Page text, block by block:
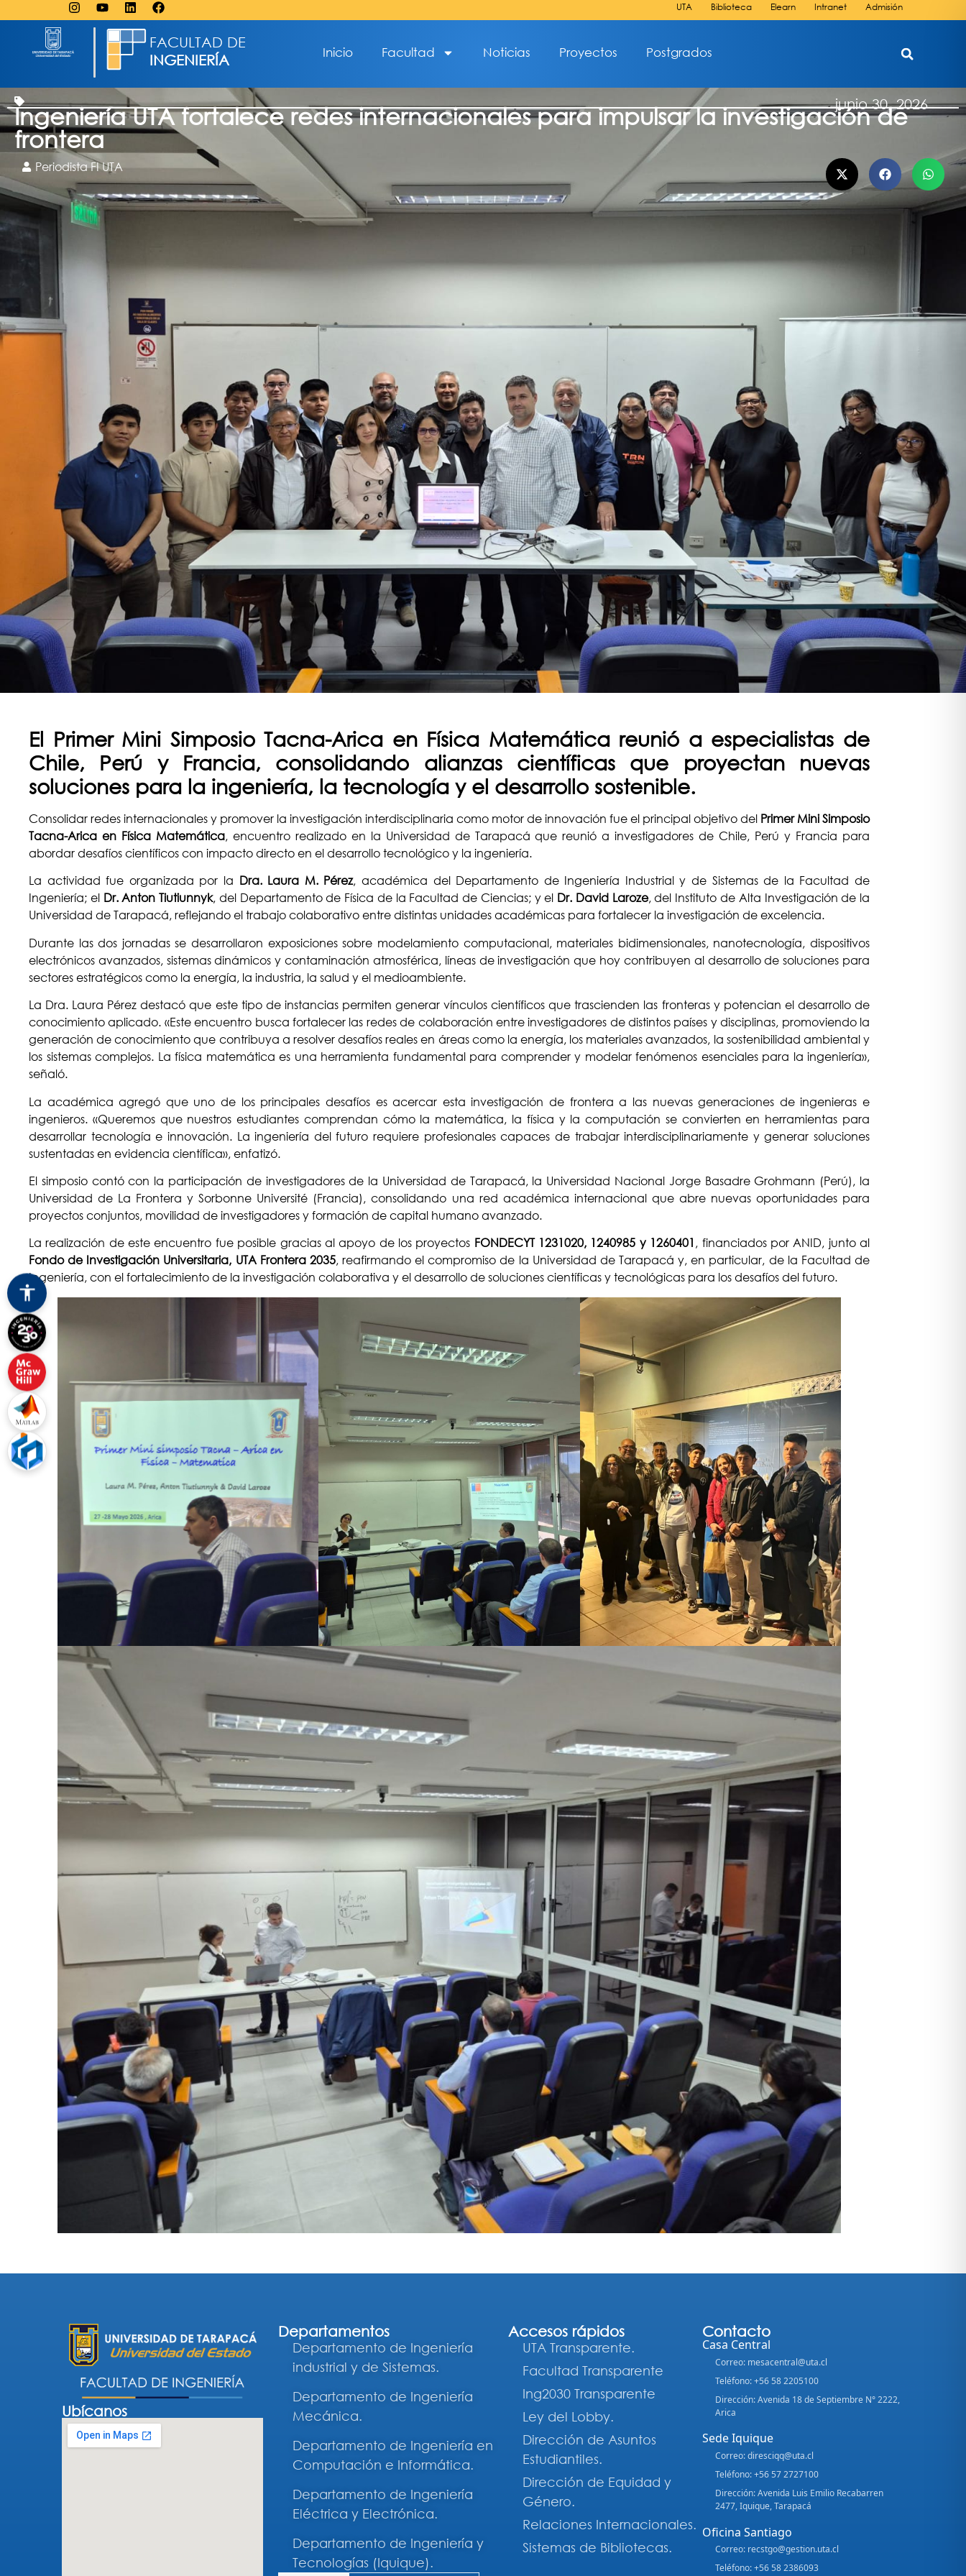
UTA Biblioteca Elearn Intranet Admisión
FACULTAD DE
INGENIERÍA
Inicio Facultad Noticias Proyectos Postgrados
junio 30, 2026
Ingeniería UTA fortalece redes internacionales para impulsar la investigación de
frontera
Periodista FI UTA
El Primer Mini Simposio Tacna-Arica en Física Matemática reunió a especialistas de
Chile, Perú y Francia, consolidando alianzas científicas que proyectan nuevas
soluciones para la ingeniería, la tecnología y el desarrollo sostenible.
Consolidar redes internacionales y promover la investigación interdisciplinaria como motor de innovación fue el principal objetivo del Primer Mini Simposio
Tacna-Arica en Física Matemática, encuentro realizado en la Universidad de Tarapacá que reunió a investigadores de Chile, Perú y Francia para
abordar desafíos científicos con impacto directo en el desarrollo tecnológico y la ingeniería.
La actividad fue organizada por la Dra. Laura M. Pérez, académica del Departamento de Ingeniería Industrial y de Sistemas de la Facultad de
Ingeniería; el Dr. Anton Tiutiunnyk, del Departamento de Física de la Facultad de Ciencias; y el Dr. David Laroze, del Instituto de Alta Investigación de la
Universidad de Tarapacá, reflejando el trabajo colaborativo entre distintas unidades académicas para fortalecer la investigación de excelencia.
Durante las dos jornadas se desarrollaron exposiciones sobre modelamiento computacional, materiales bidimensionales, nanotecnología, dispositivos
electrónicos avanzados, sistemas dinámicos y contaminación atmosférica, líneas de investigación que hoy contribuyen al desarrollo de soluciones para
sectores estratégicos como la energía, la industria, la salud y el medioambiente.
La Dra. Laura Pérez destacó que este tipo de instancias permiten generar vínculos científicos que trascienden las fronteras y potencian el desarrollo de
conocimiento aplicado. «Este encuentro busca fortalecer las redes de colaboración entre investigadores de distintos países y disciplinas, promoviendo la
generación de conocimiento que contribuya a resolver desafíos reales en áreas como la energía, los materiales avanzados, la sostenibilidad ambiental y
los sistemas complejos. La física matemática es una herramienta fundamental para comprender y modelar fenómenos esenciales para la ingeniería»,
señaló.
La académica agregó que uno de los principales desafíos es acercar esta investigación de frontera a las nuevas generaciones de ingenieras e
ingenieros. «Queremos que nuestros estudiantes comprendan cómo la matemática, la física y la computación se convierten en herramientas para
desarrollar tecnología e innovación. La ingeniería del futuro requiere profesionales capaces de trabajar interdisciplinariamente y generar soluciones
sustentadas en evidencia científica», enfatizó.
El simposio contó con la participación de investigadores de la Universidad de Tarapacá, la Universidad Nacional Jorge Basadre Grohmann (Perú), la
Universidad de La Frontera y Sorbonne Université (Francia), consolidando una red académica internacional que abre nuevas oportunidades para
proyectos conjuntos, movilidad de investigadores y formación de capital humano avanzado.
La realización de este encuentro fue posible gracias al apoyo de los proyectos FONDECYT 1231020, 1240985 y 1260401 , financiados por ANID, junto al
Fondo de Investigación Universitaria, UTA Frontera 2035, reafirmando el compromiso de la Universidad de Tarapacá y, en particular, de la Facultad de
Ingeniería, con el fortalecimiento de la investigación colaborativa y el desarrollo de soluciones científicas y tecnológicas para los desafíos del futuro.
Ubícanos
Departamentos
Departamento de Ingeniería
industrial y de Sistemas.
Departamento de Ingeniería
Mecánica.
Departamento de Ingeniería en
Computación e Informática.
Departamento de Ingeniería
Eléctrica y Electrónica.
Departamento de Ingeniería y
Tecnologías (Iquique).
Accesos rápidos
UTA Transparente.
Facultad Transparente
Ing2030 Transparente
Ley del Lobby.
Dirección de Asuntos
Estudiantiles.
Dirección de Equidad y
Género.
Relaciones Internacionales.
Sistemas de Bibliotecas.
Contacto
Casa Central
Correo: mesacentral@uta.cl
Teléfono: +56 58 2205100
Dirección: Avenida 18 de Septiembre N° 2222,
Arica
Sede Iquique
Correo: diresciqq@uta.cl
Teléfono: +56 57 2727100
Dirección: Avenida Luis Emilio Recabarren
2477, Iquique, Tarapacá
Oficina Santiago
Correo: recstgo@gestion.uta.cl
Teléfono: +56 58 2386093